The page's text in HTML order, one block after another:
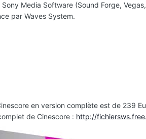
Media Software (Sound Forge,
par Waves System.
en version complète est de 239
de Cinescore : http://